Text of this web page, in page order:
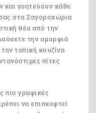
και γοητεύουν κάθε
στα Ζαγοροχώρια
θέα από την
την ομορφιά
τοπική κουζίνα
πίτες
πιο γραφικές
να επισκεφτεί